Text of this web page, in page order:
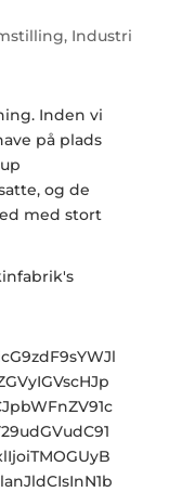
, Industri
Inden vi
på plads
og de
med stort